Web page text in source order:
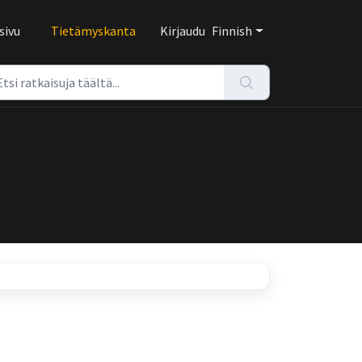
Tietämyskanta Kirjaudu Finnish